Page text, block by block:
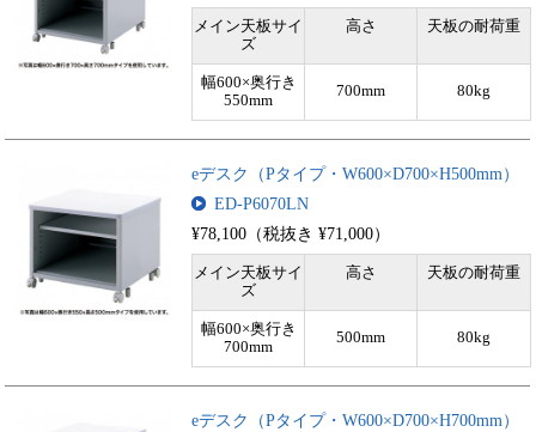
メイン天板サイ
ズ
高さ 天板の耐荷重
幅600×奥行き
550mm
700mm 80kg
eデスク（Pタイプ・W600×D700×H500mm）
ED-P6070LN
¥78,100（税抜き ¥71,000）
メイン天板サイ
ズ
高さ 天板の耐荷重
幅600×奥行き
700mm
500mm 80kg
eデスク（Pタイプ・W600×D700×H700mm）